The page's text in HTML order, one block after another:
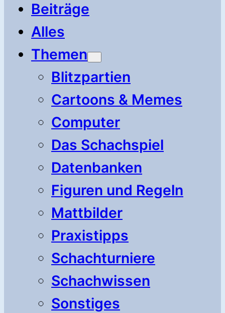
Beiträge
Alles
Themen
Blitzpartien
Cartoons & Memes
Computer
Das Schachspiel
Datenbanken
Figuren und Regeln
Mattbilder
Praxistipps
Schachturniere
Schachwissen
Sonstiges